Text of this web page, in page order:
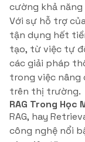
cường khả
Với sự hỗ trợ
tận dụng hết
tạo, từ việc tự
các giải pháp
trong việc nâng
trên thị trường.
RAG Trong Học
RAG, hay
công nghệ nổi